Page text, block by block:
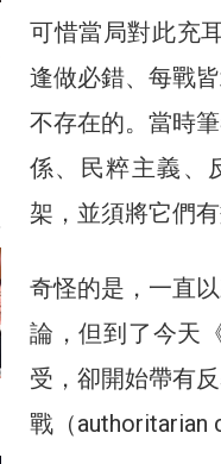
可惜當局對此充
逢做必錯、每戰
不存在的。當時
係、民粹主義、
架，並須將它們有
奇怪的是，一直
論，但到了今天
受，卻開始帶有
戰（authoritarian